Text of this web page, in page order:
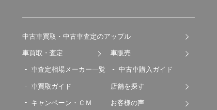
中古車買取・中古車査定のアップル
車買取・査定
車査定相場メーカー一覧
車買取ガイド
キャンペーン・ＣＭ
車販売
中古車購入ガイド
店舗を探す
お客様の声